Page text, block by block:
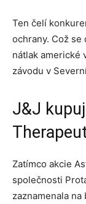
Ten čelí
ochrany. Což
nátlak americké
závodu v
J&J
Zatímco akcie
společnosti
zaznamenala